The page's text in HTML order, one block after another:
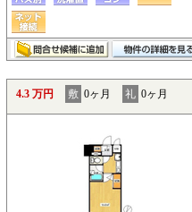
4.3 万円 敷 0ヶ月 礼 0ヶ月